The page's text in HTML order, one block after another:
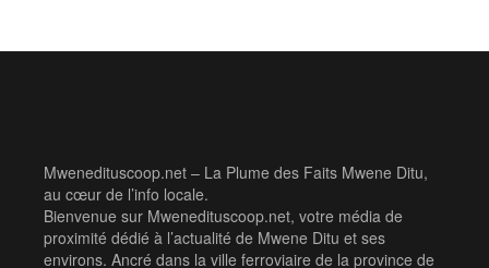
Mwenedituscoop.net – La Plume des Faits Mwene Ditu,
au cœur de l’info locale.
Bienvenue sur Mwenedituscoop.net, votre média de
proximité dédié à l’actualité de Mwene Ditu et ses
environs. Ancré dans la ville ferroviaire de la province de